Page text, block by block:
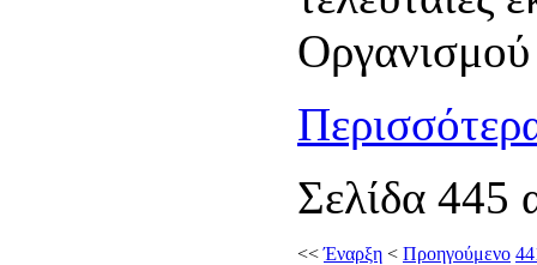
Σελίδα 445
<<Έναρξη < Προηγούμενο